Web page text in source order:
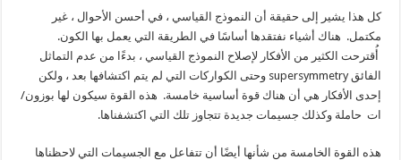
كل هذا يشير إلى حقيقة أن النموذج القياسي ، في أحسن الأحوال ، غير
مكتمل. هناك أشياء نفتقدها أساسًا في الطريقة التي يعمل بها الكون.
أُقترحت الكثير من الأفكار لإصلاح النموذج القياسي ، بدءًا من عدم التماثل
الفائق supersymmetry وحتى الكواركات التي لم يتم اكتشافها بعد ، ولكن
إحدى الأفكار هي أن هناك قوة أساسية خامسة. هذه القوة سيكون لها بوزون/
ات حاملة وكذلك جسيمات جديدة تتجاوز تلك التي اكتشفناها.
هذه القوة الخامسة من شأنها أيضًا أن تتفاعل مع الجسيمات التي لاحظناها